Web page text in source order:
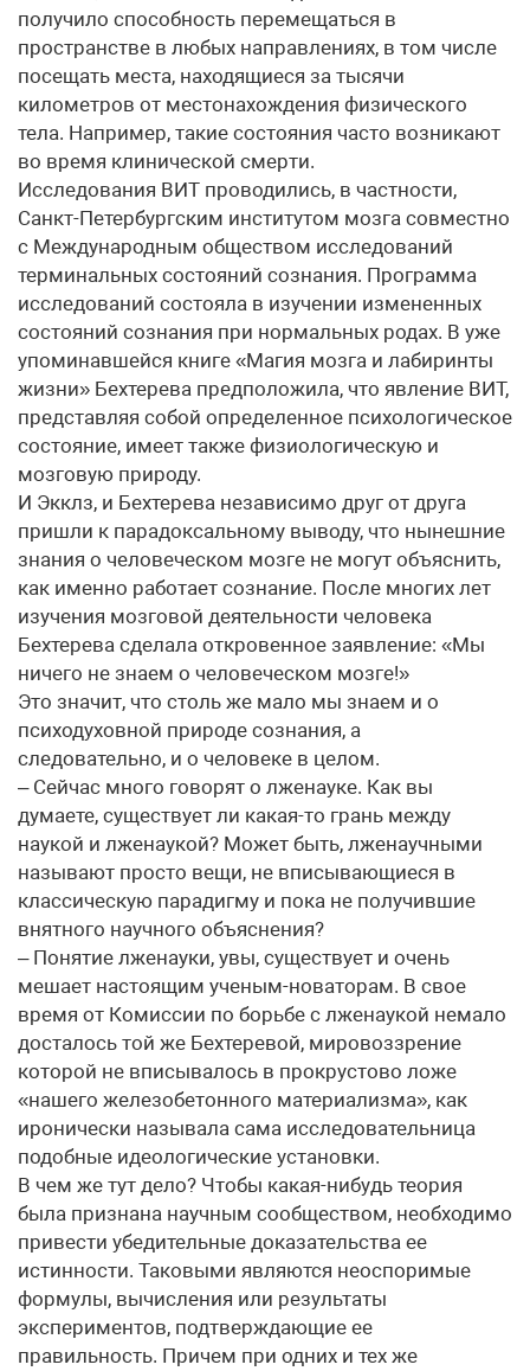
получило способность перемещаться в
пространстве в любых направлениях, в том числе
посещать места, находящиеся за тысячи
километров от местонахождения физического
тела. Например, такие состояния часто возникают
во время клинической смерти.
Исследования ВИТ проводились, в частности,
Санкт-Петербургским институтом мозга совместно
с Международным обществом исследований
терминальных состояний сознания. Программа
исследований состояла в изучении измененных
состояний сознания при нормальных родах. В уже
упоминавшейся книге «Магия мозга и лабиринты
жизни» Бехтерева предположила, что явление ВИТ,
представляя собой определенное психологическое
состояние, имеет также физиологическую и
мозговую природу.
И Экклз, и Бехтерева независимо друг от друга
пришли к парадоксальному выводу, что нынешние
знания о человеческом мозге не могут объяснить,
как именно работает сознание. После многих лет
изучения мозговой деятельности человека
Бехтерева сделала откровенное заявление: «Мы
ничего не знаем о человеческом мозге!»
Это значит, что столь же мало мы знаем и о
психодуховной природе сознания, а
следовательно, и о человеке в целом.
– Сейчас много говорят о лженауке. Как вы
думаете, существует ли какая-то грань между
наукой и лженаукой? Может быть, лженаучными
называют просто вещи, не вписывающиеся в
классическую парадигму и пока не получившие
внятного научного объяснения?
– Понятие лженауки, увы, существует и очень
мешает настоящим ученым-новаторам. В свое
время от Комиссии по борьбе с лженаукой немало
досталось той же Бехтеревой, мировоззрение
которой не вписывалось в прокрустово ложе
«нашего железобетонного материализма», как
иронически называла сама исследовательница
подобные идеологические установки.
В чем же тут дело? Чтобы какая-нибудь теория
была признана научным сообществом, необходимо
привести убедительные доказательства ее
истинности. Таковыми являются неоспоримые
формулы, вычисления или результаты
экспериментов, подтверждающие ее
правильность. Причем при одних и тех же